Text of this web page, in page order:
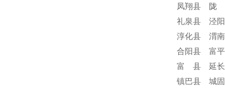
凤翔县 陇
礼泉县 泾
淳化县 渭
合阳县 富
富 县 延长
镇巴县 城